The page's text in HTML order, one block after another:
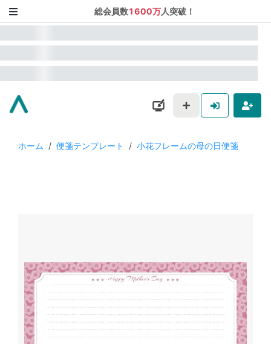
総会員数1600万人突破！
ホーム / 便箋テンプレート / 小花フレームの母の日便箋